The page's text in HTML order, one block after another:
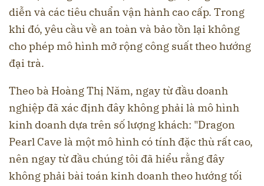
diễn và các tiêu chuẩn vận hành cao cấp. Trong
khi đó, yêu cầu về an toàn và bảo tồn lại không
cho phép mô hình mở rộng công suất theo hướng
đại trà.
Theo bà Hoàng Thị Năm, ngay từ đầu doanh
nghiệp đã xác định đây không phải là mô hình
kinh doanh dựa trên số lượng khách: "Dragon
Pearl Cave là một mô hình có tính đặc thù rất cao,
nên ngay từ đầu chúng tôi đã hiểu rằng đây
không phải bài toán kinh doanh theo hướng tối